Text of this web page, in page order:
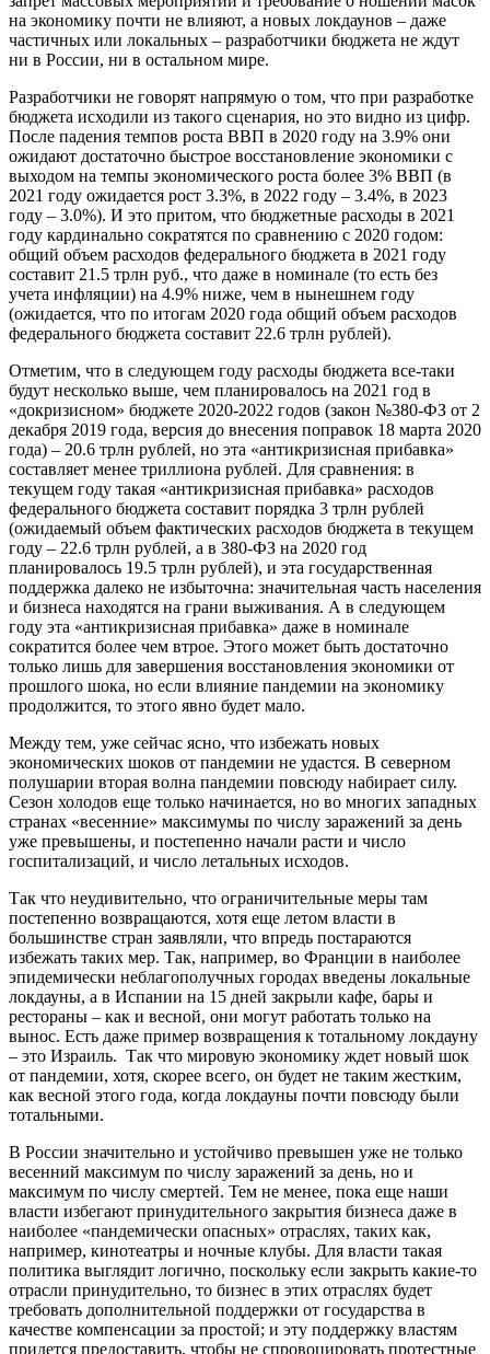
на экономику почти не влияют, а новых локдаунов – даже
частичных или локальных – разработчики бюджета не ждут
ни в России, ни в остальном мире.
Разработчики не говорят напрямую о том, что при разработке
бюджета исходили из такого сценария, но это видно из цифр.
После падения темпов роста ВВП в 2020 году на 3.9% они
ожидают достаточно быстрое восстановление экономики с
выходом на темпы экономического роста более 3% ВВП (в
2021 году ожидается рост 3.3%, в 2022 году – 3.4%, в 2023
году – 3.0%). И это притом, что бюджетные расходы в 2021
году кардинально сократятся по сравнению с 2020 годом:
общий объем расходов федерального бюджета в 2021 году
составит 21.5 трлн руб., что даже в номинале (то есть без
учета инфляции) на 4.9% ниже, чем в нынешнем году
(ожидается, что по итогам 2020 года общий объем расходов
федерального бюджета составит 22.6 трлн рублей).
Отметим, что в следующем году расходы бюджета все-таки
будут несколько выше, чем планировалось на 2021 год в
«докризисном» бюджете 2020-2022 годов (закон №380-ФЗ от 2
декабря 2019 года, версия до внесения поправок 18 марта 2020
года) – 20.6 трлн рублей, но эта «антикризисная прибавка»
составляет менее триллиона рублей. Для сравнения: в
текущем году такая «антикризисная прибавка» расходов
федерального бюджета составит порядка 3 трлн рублей
(ожидаемый объем фактических расходов бюджета в текущем
году – 22.6 трлн рублей, а в 380-ФЗ на 2020 год
планировалось 19.5 трлн рублей), и эта государственная
поддержка далеко не избыточна: значительная часть населения
и бизнеса находятся на грани выживания. А в следующем
году эта «антикризисная прибавка» даже в номинале
сократится более чем втрое. Этого может быть достаточно
только лишь для завершения восстановления экономики от
прошлого шока, но если влияние пандемии на экономику
продолжится, то этого явно будет мало.
Между тем, уже сейчас ясно, что избежать новых
экономических шоков от пандемии не удастся. В северном
полушарии вторая волна пандемии повсюду набирает силу.
Сезон холодов еще только начинается, но во многих западных
странах «весенние» максимумы по числу заражений за день
уже превышены, и постепенно начали расти и число
госпитализаций, и число летальных исходов.
Так что неудивительно, что ограничительные меры там
постепенно возвращаются, хотя еще летом власти в
большинстве стран заявляли, что впредь постараются
избежать таких мер. Так, например, во Франции в наиболее
эпидемически неблагополучных городах введены локальные
локдауны, а в Испании на 15 дней закрыли кафе, бары и
рестораны – как и весной, они могут работать только на
вынос. Есть даже пример возвращения к тотальному локдауну
– это Израиль. Так что мировую экономику ждет новый шок
от пандемии, хотя, скорее всего, он будет не таким жестким,
как весной этого года, когда локдауны почти повсюду были
тотальными.
В России значительно и устойчиво превышен уже не только
весенний максимум по числу заражений за день, но и
максимум по числу смертей. Тем не менее, пока еще наши
власти избегают принудительного закрытия бизнеса даже в
наиболее «пандемически опасных» отраслях, таких как,
например, кинотеатры и ночные клубы. Для власти такая
политика выглядит логично, поскольку если закрыть какие-то
отрасли принудительно, то бизнес в этих отраслях будет
требовать дополнительной поддержки от государства в
качестве компенсации за простой; и эту поддержку властям
придется предоставить, чтобы не спровоцировать протестные